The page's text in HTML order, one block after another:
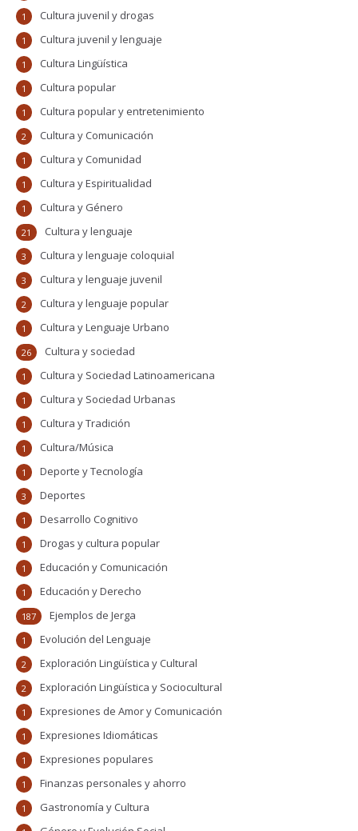
Cultura juvenil y drogas
1
Cultura juvenil y lenguaje
1
Cultura Lingüística
1
Cultura popular
1
Cultura popular y entretenimiento
1
Cultura y Comunicación
2
Cultura y Comunidad
1
Cultura y Espiritualidad
1
Cultura y Género
1
Cultura y lenguaje
21
Cultura y lenguaje coloquial
3
Cultura y lenguaje juvenil
3
Cultura y lenguaje popular
2
Cultura y Lenguaje Urbano
1
Cultura y sociedad
26
Cultura y Sociedad Latinoamericana
1
Cultura y Sociedad Urbanas
1
Cultura y Tradición
1
Cultura/Música
1
Deporte y Tecnología
1
Deportes
3
Desarrollo Cognitivo
1
Drogas y cultura popular
1
Educación y Comunicación
1
Educación y Derecho
1
Ejemplos de Jerga
187
Evolución del Lenguaje
1
Exploración Lingüística y Cultural
2
Exploración Lingüística y Sociocultural
2
Expresiones de Amor y Comunicación
1
Expresiones Idiomáticas
1
Expresiones populares
1
Finanzas personales y ahorro
1
Gastronomía y Cultura
1